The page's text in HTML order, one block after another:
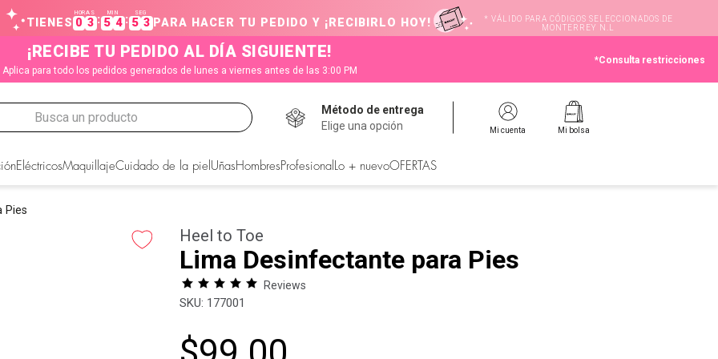
TIENES
HORAS
0 3 :
MIN
5 4:
SEG
5 2 PARA HACER TU PEDIDO Y ¡RECIBIRLO HOY!
* VÁLIDO PARA CÓDIGOS SELECCIONADOS DE
MONTERREY N.L
¡RECIBE TU PEDIDO AL DÍA SIGUIENTE!
Aplica para todo los pedidos generados de lunes a viernes antes de las 3:00 PM
*Consulta restricciones
Busca un producto
Método de entrega
Elige una opción
Mi cuenta Mi bolsa
EléctricosMaquillajeCuidado de la piel Uñas Hombres Profesional Lo + nuevoOFERTAS
Pies
Heel to Toe
Lima Desinfectante para Pies
Reviews
: 177001